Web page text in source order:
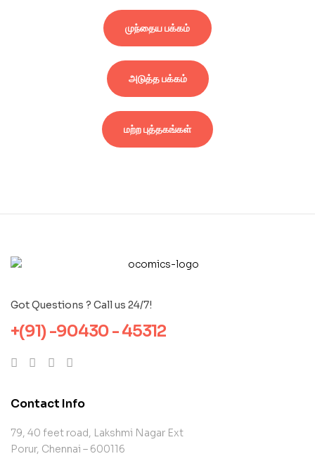
முந்தைய பக்கம்
அடுத்த பக்கம்
மற்ற புத்தகங்கள்
Got Questions ? Call us 24/7!
+(91) -90430 - 45312
Contact Info
79, 40 feet road, Lakshmi Nagar Ext
Porur, Chennai – 600116